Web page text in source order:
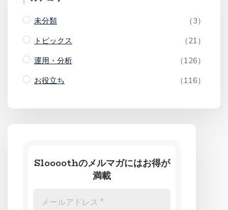
未分類
（3）
トピックス
（21）
運用・分析
（126）
お役立ち
（116）